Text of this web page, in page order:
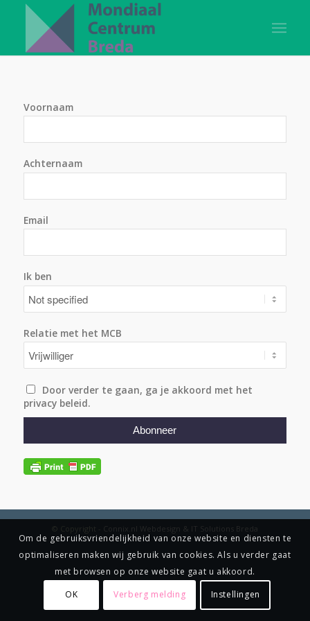
Voornaam
Achternaam
Email
Ik ben
Relatie met het MCB
Door verder te gaan, ga je akkoord met het
privacy beleid.
© Copyright Connix.nl Webdesign & IT Solutions Breda
Om de gebruiksvriendelijkheid van onze website en diensten te
optimaliseren maken wij gebruik van cookies. Als u verder gaat
met browsen op onze website gaat u akkoord.
OK
Verberg melding Instellingen